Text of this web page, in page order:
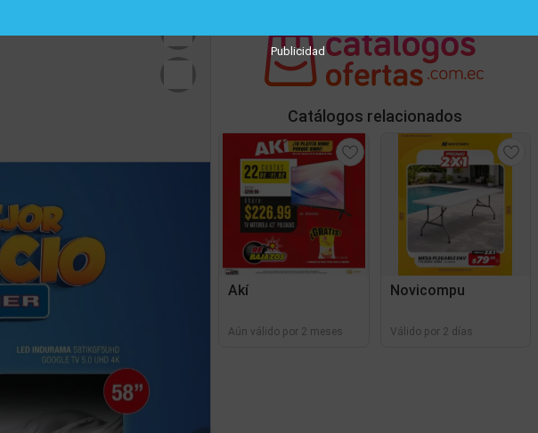
Publicidad
Catálogos relacionados
Akí
Aún válido por 2 meses
Novicompu
Válido por 2 días